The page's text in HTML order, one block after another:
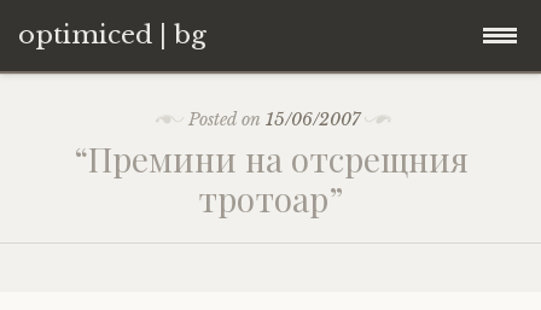
optimiced | bg
content
About
Posted on15/06/2007
“Премини на отсрещния
тротоар”